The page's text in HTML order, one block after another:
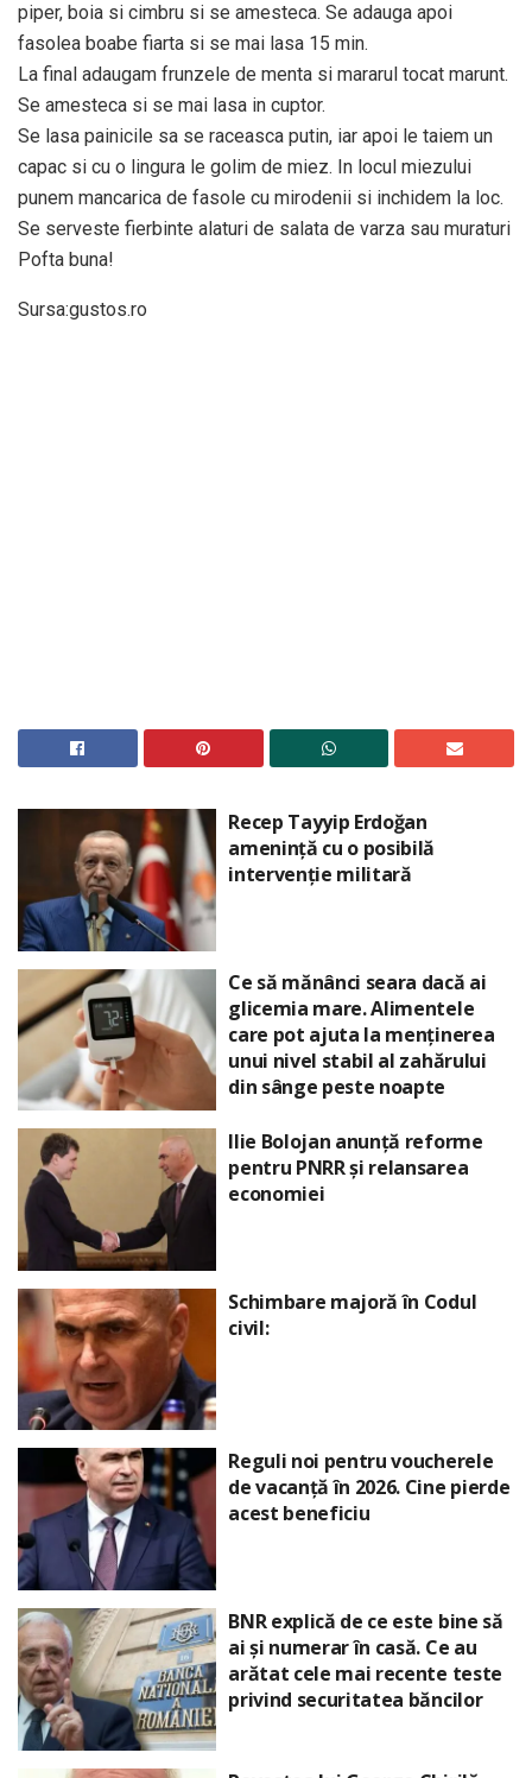
piper, boia si cimbru si se amesteca. Se adauga apoi
fasolea boabe fiarta si se mai lasa 15 min.
La final adaugam frunzele de menta si mararul tocat marunt.
Se amesteca si se mai lasa in cuptor.
Se lasa painicile sa se raceasca putin, iar apoi le taiem un
capac si cu o lingura le golim de miez. In locul miezului
punem mancarica de fasole cu mirodenii si inchidem la loc.
Se serveste fierbinte alaturi de salata de varza sau muraturi
Pofta buna!
Sursa:gustos.ro
Recep Tayyip Erdoğan
amenință cu o posibilă
intervenție militară
Ce să mănânci seara dacă ai
glicemia mare. Alimentele
care pot ajuta la menținerea
unui nivel stabil al zahărului
din sânge peste noapte
Ilie Bolojan anunță reforme
pentru PNRR și relansarea
economiei
Schimbare majoră în Codul
civil:
Reguli noi pentru voucherele
de vacanță în 2026. Cine pierde
acest beneficiu
BNR explică de ce este bine să
ai și numerar în casă. Ce au
arătat cele mai recente teste
privind securitatea băncilor